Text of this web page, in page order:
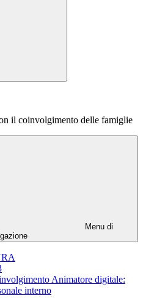
il coinvolgimento delle famiglie
Menu di
Animatore digitale:
interno